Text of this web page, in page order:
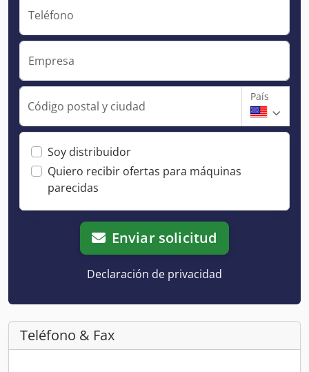
Teléfono
Empresa
Código postal y ciudad
País
Soy distribuidor
Quiero recibir ofertas para máquinas
parecidas
Enviar solicitud
Declaración de privacidad
Teléfono & Fax